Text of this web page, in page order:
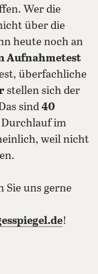
Wer die
über die
heute noch an
Aufnahmetest
überfachliche
stellen sich der
sind 40
Durchlauf im
weil nicht
Sie uns gerne
!
teilenteilen